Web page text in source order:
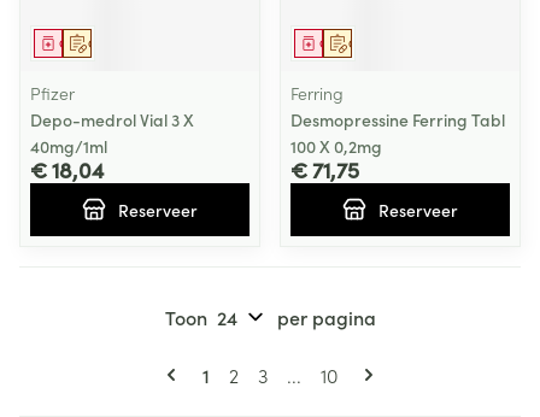
Op voorschrift
Geneesmiddel
Pfizer
Depo-medrol Vial 3 X
40mg/1ml
€ 18,04
Reserveer
Op voorschrift
Geneesmiddel
Ferring
Desmopressine Ferring Tabl
100 X 0,2mg
€ 71,75
Reserveer
Pagina's
U lees momenteel pagina
1 Pagina
2 Pagina
3 ... Pagina
10
Toon per pagina